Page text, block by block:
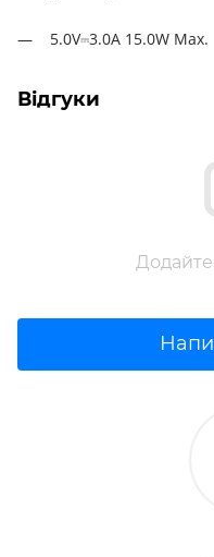
5.0V⎓3.0A 15.0W Max.
Відгуки